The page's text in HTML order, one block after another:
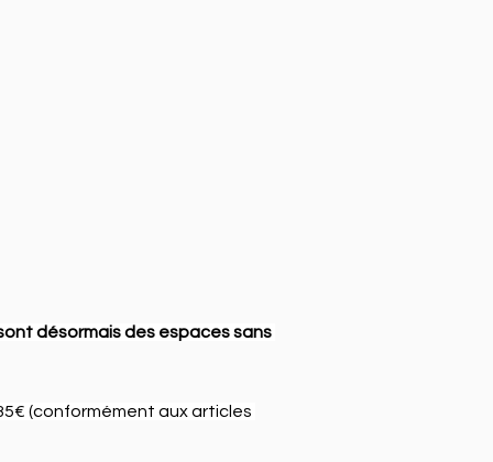
désormais des espaces sans
(conformément aux articles